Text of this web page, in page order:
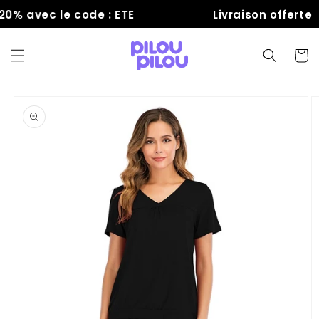
passer
au
avec le code : ETE Livraison offerte
Panier
informations
produits